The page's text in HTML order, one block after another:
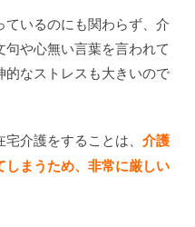
ているのにも関わらず、介
や心無い言葉を言われて
的なストレスも大きいので
介護をすることは、 介護
まうため、非常に厳しい